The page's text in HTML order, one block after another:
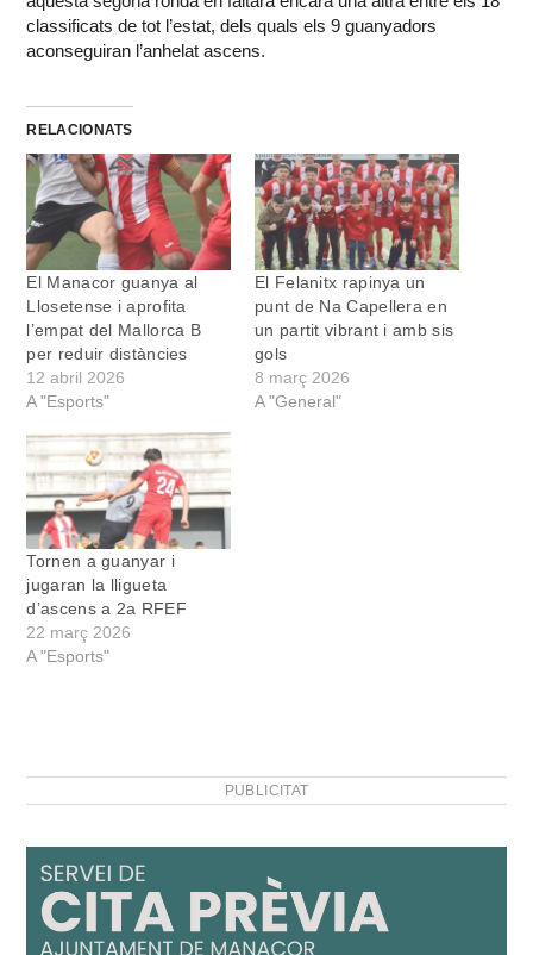
classificats de tot l’estat, dels quals els 9 guanyadors
aconseguiran l’anhelat ascens.
RELACIONATS
El Manacor guanya al
Llosetense i aprofita
l’empat del Mallorca B
per reduir distàncies
12 abril 2026
A "Esports"
El Felanitx rapinya un
punt de Na Capellera en
un partit vibrant i amb sis
gols
8 març 2026
A "General"
Tornen a guanyar i
jugaran la lligueta
d’ascens a 2a RFEF
22 març 2026
A "Esports"
PUBLICITAT